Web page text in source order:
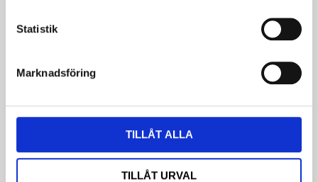
Statistik
Marknadsföring
TILLÅT ALLA
TILLÅT URVAL
Dela med dig
Bli den första att lämna ett omdöme.